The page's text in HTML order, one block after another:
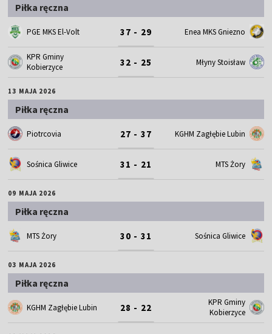
Piłka ręczna
PGE MKS El-Volt 37 - 29 Enea MKS Gniezno
KPR Gminy
Kobierzyce
32 - 25 Młyny Stoisław
13 MAJA 2026
Piłka ręczna
Piotrcovia 27 - 37 KGHM Zagłębie Lubin
Sośnica Gliwice 31 - 21 MTS Żory
09 MAJA 2026
Piłka ręczna
MTS Żory 30 - 31 Sośnica Gliwice
03 MAJA 2026
Piłka ręczna
KGHM Zagłębie Lubin 28 - 22
KPR Gminy
Kobierzyce